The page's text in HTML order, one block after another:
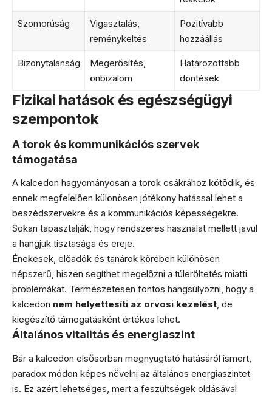
Szomorúság
Vigasztalás,
reménykeltés
Pozitívabb
hozzáállás
Bizonytalanság
Megerősítés,
önbizalom
Határozottabb
döntések
Fizikai hatások és egészségügyi
szempontok
A torok és kommunikációs szervek
támogatása
A kalcedon hagyományosan a torok csákrához kötődik, és
ennek megfelelően különösen jótékony hatással lehet a
beszédszervekre és a kommunikációs képességekre.
Sokan tapasztalják, hogy rendszeres használat mellett javul
a hangjuk tisztasága és ereje.
Énekesek, előadók és tanárok körében különösen
népszerű, hiszen segíthet megelőzni a túlerőltetés miatti
problémákat. Természetesen fontos hangsúlyozni, hogy a
kalcedon nem helyettesíti az orvosi kezelést, de
kiegészítő támogatásként értékes lehet.
Általános vitalitás és energiaszint
Bár a kalcedon elsősorban megnyugtató hatásáról ismert,
paradox módon képes növelni az általános energiaszintet
is. Ez azért lehetséges, mert a feszültségek oldásával